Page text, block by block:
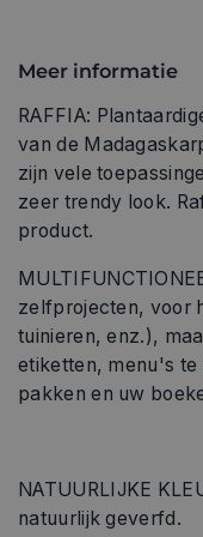
Meer informatie
RAFFIA:
van de
zijn vele
zeer trendy look.
product.
zelfprojecten, voor
tuinieren, enz.),
etiketten, menu's te
pakken en uw
NATUURLIJKE
natuurlijk geverfd.